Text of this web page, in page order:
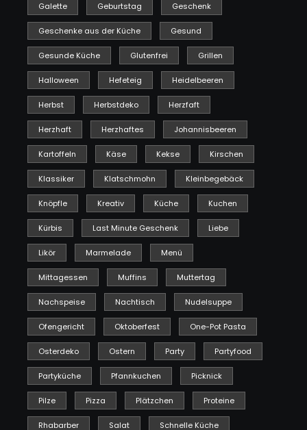
Galette Geburtstag Geschenk
Geschenke aus der Küche Gesund
Gesunde Küche Glutenfrei Grillen
Halloween Hefeteig Heidelbeeren
Herbst Herbstdeko Herzfaft
Herzhaft Herzhaftes Johannisbeeren
Kartoffeln Käse Kekse Kirschen
Klassiker Klatschmohn Kleinbegebäck
Knöpfle Kreativ Küche Kuchen
Kürbis Last Minute Geschenk Liebe
Likör Marmelade Menü
Mittagessen Muffins Muttertag
Nachspeise Nachtisch Nudelsuppe
Ofengericht Oktoberfest One-Pot Pasta
Osterdeko Ostern Party Partyfood
Partyküche Pfannkuchen Picknick
Pilze Pizza Plätzchen Proteine
Rhabarber Salat Schnelle Küche